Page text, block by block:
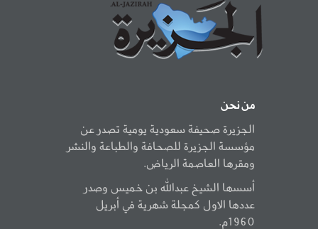
من نحن
الجزيرة صحيفة سعودية يومية تصدر عن
مؤسسة الجزيرة للصحافة والطباعة والنشر
ومقرها العاصمة الرياض.
أسسها الشيخ عبدالله بن خميس وصدر
عددها الاول كمجلة شهرية في أبريل
1960م.